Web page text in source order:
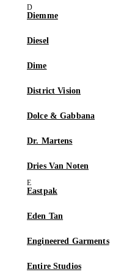
Diemme
Diesel
Dime
District Vision
Dolce & Gabbana
Dr. Martens
Dries Van Noten
Eastpak
Eden Tan
Engineered Garments
Entire Studios